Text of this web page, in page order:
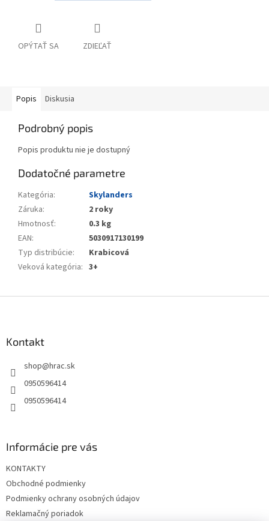
OPÝTAŤ SA ZDIEĽAŤ
Popis Diskusia
Podrobný popis
Popis produktu nie je dostupný
Dodatočné parametre
Kategória:
Skylanders
Záruka:
2 roky
Hmotnosť:
0.3 kg
EAN:
5030917130199
Typ distribúcie:
Krabicová
Veková kategória: 3+
Kontakt
shop@hrac.sk
0950596414
0950596414
Informácie pre vás
KONTAKTY
Obchodné podmienky
Podmienky ochrany osobných údajov
Reklamačný poriadok